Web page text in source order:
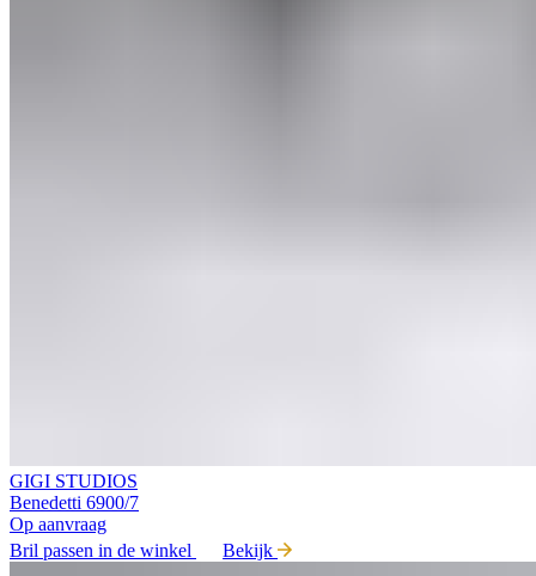
GIGI STUDIOS
Benedetti 6900/7
Op aanvraag
Bril passen in de winkel
Bekijk